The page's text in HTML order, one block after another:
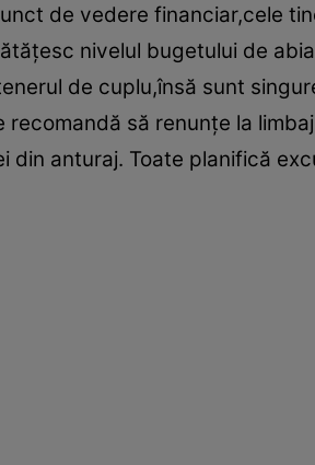
de vedere financiar,cele
nivelul bugetului de
de cuplu,însă sunt
recomandă să renunţe la
din anturaj. Toate planifică